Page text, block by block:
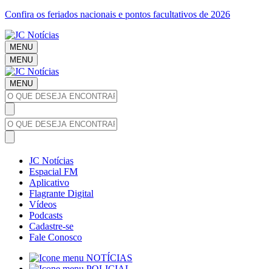
Confira os feriados nacionais e pontos facultativos de 2026
MENU
MENU
MENU
JC Notícias
Espacial FM
Aplicativo
Flagrante Digital
Vídeos
Podcasts
Cadastre-se
Fale Conosco
NOTÍCIAS